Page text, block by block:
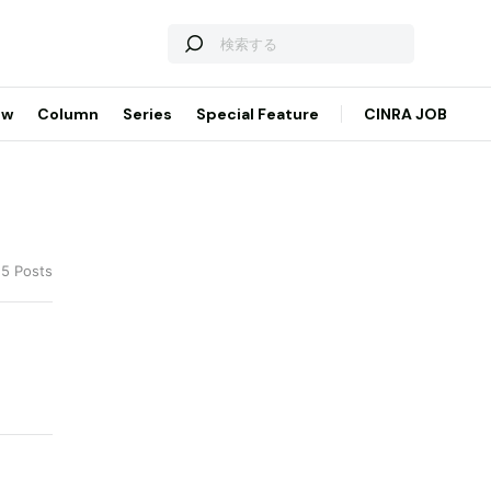
Column Series Special Feature CINRA JOB
Posts